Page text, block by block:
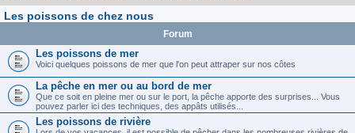
Les poissons de chez nous
Forum
Les poissons de mer
Voici quelques poissons de mer que l'on peut attraper sur nos côtes
La pêche en mer ou au bord de mer
Que ce soit en pleine mer ou sur le port, la pêche apporte des surprises... Vous
pouvez parler ici des techniques, des appâts utilisés...
Les poissons de rivière